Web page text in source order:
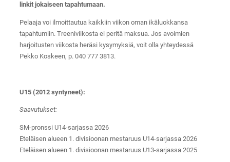
linkit jokaiseen tapahtumaan.
Pelaaja voi ilmoittautua kaikkiin viikon oman ikäluokkansa
tapahtumiin. Treeniviikosta ei peritä maksua. Jos avoimien
harjoitusten viikosta heräsi kysymyksiä, voit olla yhteydessä
Pekko Koskeen, p. 040 777 3813.
U15 (2012 syntyneet):
Saavutukset:
SM-pronssi U14-sarjassa 2026
Eteläisen alueen 1. divisioonan mestaruus U14-sarjassa 2026
Eteläisen alueen 1. divisioonan mestaruus U13-sarjassa 2025